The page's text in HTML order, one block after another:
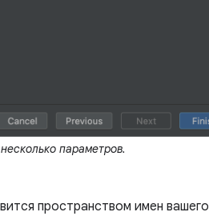
параметров.
пространством имен вашего